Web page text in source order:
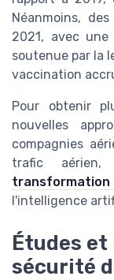
Néanmoins,
2021, avec
soutenue par la
vaccination
Pour obtenir
nouvelles
compagnies
trafic
l'intelligence
Études
sécurité